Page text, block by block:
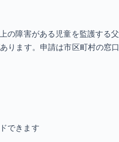
の障害がある児童を監護す
ります。申請は市区町村の
できます